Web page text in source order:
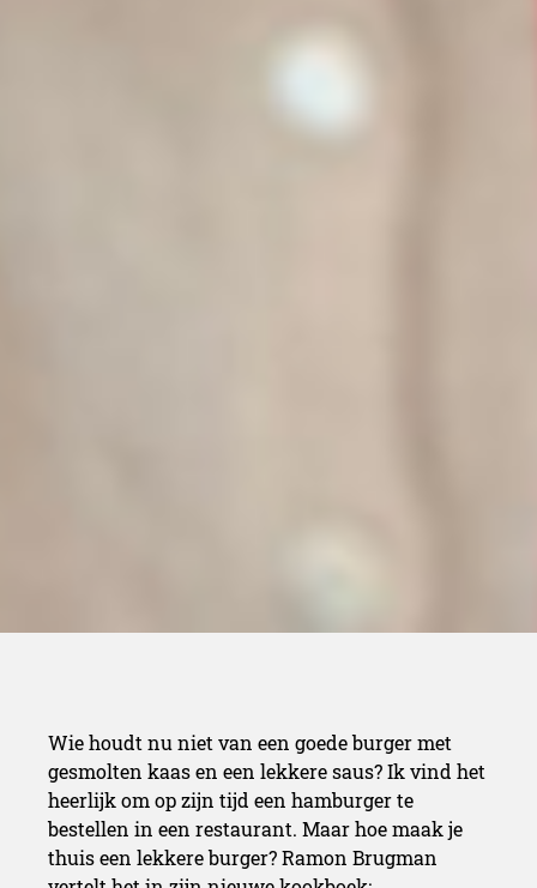
Wie houdt nu niet van een goede burger met
gesmolten kaas en een lekkere saus? Ik vind het
heerlijk om op zijn tijd een hamburger te
bestellen in een restaurant. Maar hoe maak je
thuis een lekkere burger? Ramon Brugman